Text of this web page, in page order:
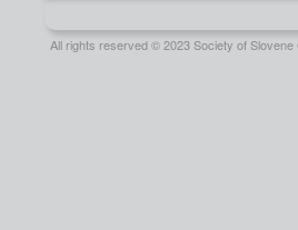
All rights reserved © 2023 Society of